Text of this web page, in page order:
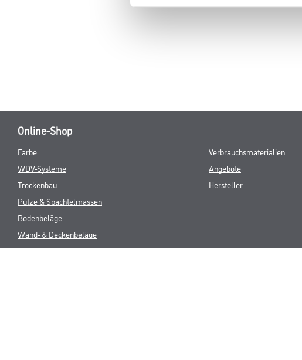
Online-Shop
Farbe
WDV-Systeme
Trockenbau
Putze & Spachtelmassen
Bodenbeläge
Wand- & Deckenbeläge
Werkzeug & Maschinen
Verbrauchsmaterialien
Angebote
Hersteller